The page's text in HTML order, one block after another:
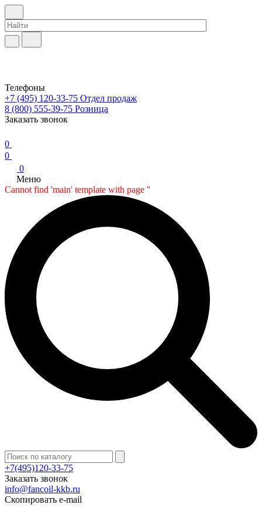
Телефоны
+7 (495) 120-33-75 Отдел продаж
8 (800) 555-39-75 Розница
Заказать звонок
0
0
0
Меню
Cannot find 'main' template with page ''
+7(495)120-33-75
Заказать звонок
info@fancoil-kkb.ru
Скопировать e-mail